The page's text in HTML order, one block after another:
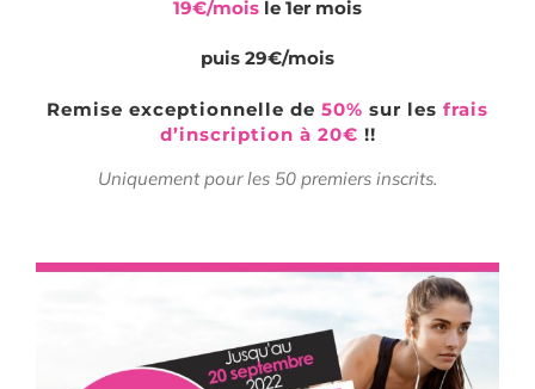
19€/mois le 1er mois
puis 29€/mois
Remise exceptionnelle de 50% sur les frais
d’inscription à 20€ !!
Uniquement pour les 50 premiers inscrits.